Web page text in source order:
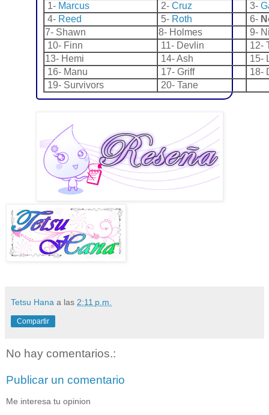
1- Marcus 2- Cruz 3-
4- Reed 5- Roth 6-
7- Shawn
8- Holmes 9-
10- Finn
11- Devlin
12-
13- Hemi 14- Ash
15-
16- Manu
17- Griff
18-
19- Survivors
20- Tane
Tetsu Hana a las 2:11 p.m.
Compartir
No hay comentarios.:
Publicar un comentario
Me interesa tu opinion